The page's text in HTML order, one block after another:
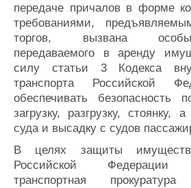
передаче причалов в форме
требованиями,
торгов, вызвана
передаваемого в аренду
силу статьи 3 Кодекса
транспорта Российской
обеспечивать безопасность
загрузку, разгрузку, стоянку,
суда и высадку с судов
В целях защиты
Российской Федерации
транспортная